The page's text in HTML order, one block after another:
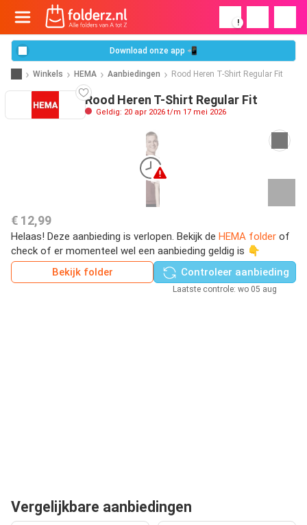
!
Download onze app 📲
Winkels HEMA Aanbiedingen Rood Heren T-Shirt Regular Fit
Rood Heren T-Shirt Regular Fit
Geldig: 20 apr 2026 t/m 17 mei 2026
€ 12,99
Helaas! Deze aanbieding is verlopen. Bekijk de HEMA folder of
check of er momenteel wel een aanbieding geldig is 👇
Bekijk folder
Controleer aanbieding
Laatste controle: wo 05 aug
Vergelijkbare aanbiedingen